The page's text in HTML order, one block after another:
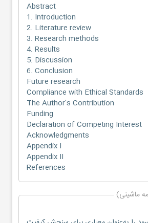
Abstract
1. Introduction
2. Literature review
3. Research methods
4. Results
5. Discussion
6. Conclusion
Future research
Compliance with Ethical Standards
The Author's Contribution
Funding
Declaration of Competing Interest
Acknowledgments
Appendix I
Appendix II
References
ماشینی)